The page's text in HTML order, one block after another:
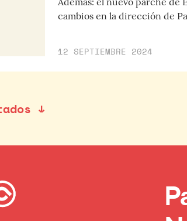
cambios en la dirección de
12 SEPTIEMBRE 2024
↓